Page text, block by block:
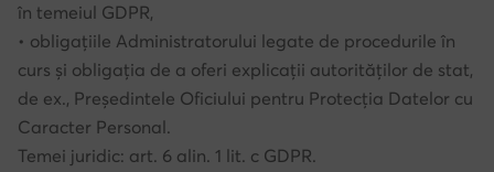
în temeiul GDPR,
• obligațiile Administratorului legate de procedurile în
curs și obligația de a oferi explicații autorităților de stat,
de ex., Președintele Oficiului pentru Protecția Datelor cu
Caracter Personal.
Temei juridic: art. 6 alin. 1 lit. c GDPR.